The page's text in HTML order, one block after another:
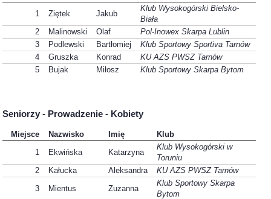
1
Ziętek Jakub
Klub Wysokogórski Bielsko-
Biała
2
Malinowski Olaf
Pol-Inowex Skarpa Lublin
3
Podlewski Bartłomiej
Klub Sportowy Sportiva Tarnów
4
Gruszka Konrad
KU AZS PWSZ Tarnów
5
Bujak Miłosz Klub Sportowy Skarpa Bytom
Seniorzy - Prowadzenie - Kobiety
Miejsce Nazwisko Imię
Klub
1
Ekwińska Katarzyna
Klub Wysokogórski w
Toruniu
2
Kałucka Aleksandra
KU AZS PWSZ Tarnów
3
Mientus Zuzanna
Klub Sportowy Skarpa
Bytom